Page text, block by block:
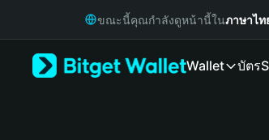
Русский
ขณะนี้คุณกำลังดูหน้านี้ในภาษาไท
Wallet บัตร